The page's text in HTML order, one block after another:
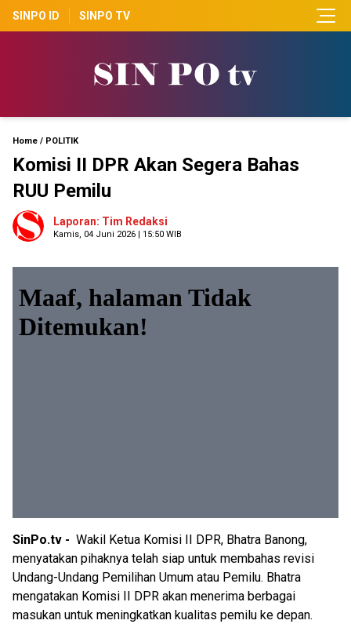
SINPO ID SINPO TV
Home / POLITIK
Komisi II DPR Akan Segera Bahas
RUU Pemilu
Laporan: Tim Redaksi
Kamis, 04 Juni 2026 | 15:50 WIB
SinPo.tv - Wakil Ketua Komisi II DPR, Bhatra Banong,
menyatakan pihaknya telah siap untuk membahas revisi
Undang-Undang Pemilihan Umum atau Pemilu. Bhatra
mengatakan Komisi II DPR akan menerima berbagai
masukan untuk meningkatkan kualitas pemilu ke depan.